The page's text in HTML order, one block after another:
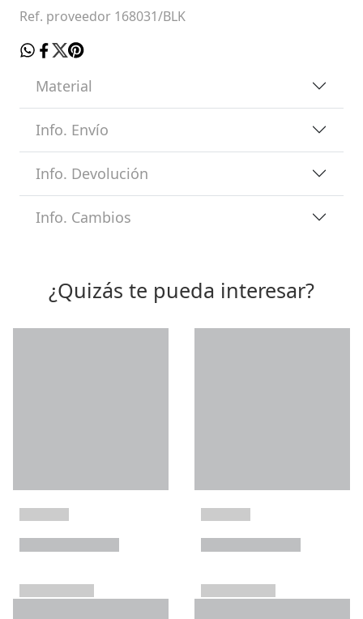
Ref. proveedor 168031/BLK
Material
Info. Envío
Info. Devolución
Info. Cambios
¿Quizás te pueda interesar?